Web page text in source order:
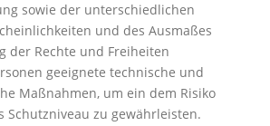
sowie der unterschiedlichen
und des Ausmaßes
der Rechte und Freiheiten
geeignete technische und
Maßnahmen, um ein dem Risiko
Schutzniveau zu gewährleisten.